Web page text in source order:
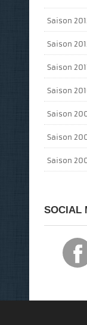
Saison
Saison
Saison
Saison
Saison
Saison
Saison
SOCIAL